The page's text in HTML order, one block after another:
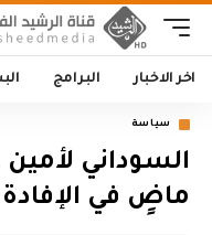
اخر الاخبار البرامج
سياسة
السوداني
ماضٍ في الإفادة